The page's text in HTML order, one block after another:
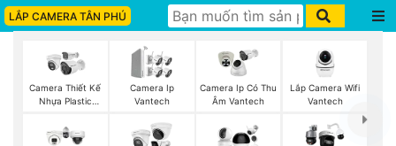
LẮP CAMERA TÂN PHÚ
Camera Thiết Kế
Nhựa Plastic
Camera Ip
Vantech
Camera Ip Có Thu
Âm Vantech
Lắp Camera Wifi
Vantech